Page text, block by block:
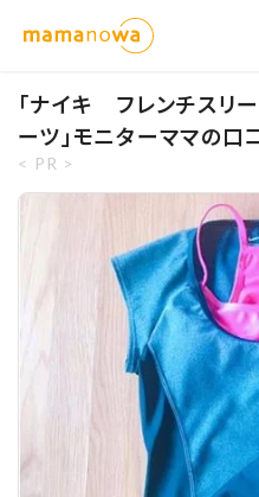
「ナイキ フレンチス
ーツ」モニターママの口
< PR >